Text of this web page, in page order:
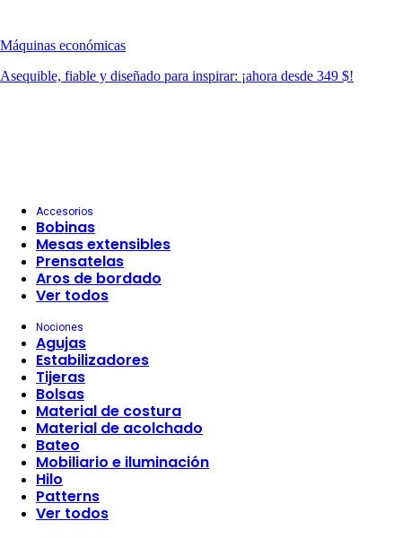
Máquinas económicas
Asequible, fiable y diseñado para inspirar: ¡ahora desde 349 $!
Accesorios
Bobinas
Mesas extensibles
Prensatelas
Aros de bordado
Ver todos
Nociones
Agujas
Estabilizadores
Tijeras
Bolsas
Material de costura
Material de acolchado
Bateo
Mobiliario e iluminación
Hilo
Patterns
Ver todos